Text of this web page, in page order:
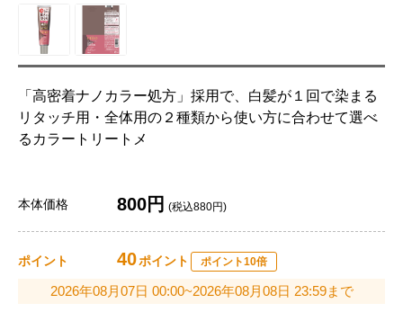
「高密着ナノカラー処方」採用で、白髪が１回で染まる
リタッチ用・全体用の２種類から使い方に合わせて選べ
るカラートリートメ
本体価格 800円 (税込880円)
ポイント 40ポイント ポイント10倍
2026年08月07日 00:00~2026年08月08日 23:59まで